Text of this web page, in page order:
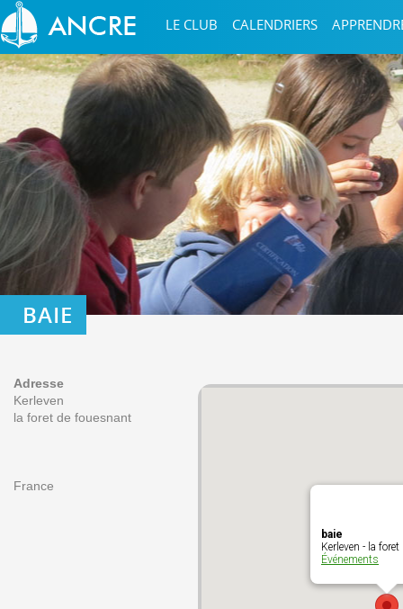
LE CLUB CALENDRIERS
BAIE
baie
Kerleven - la
Événements
Adresse
Kerleven
la foret de fouesnant
France